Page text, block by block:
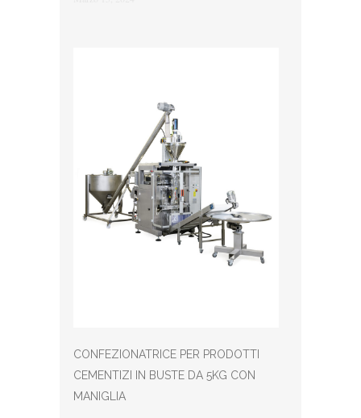
CONFEZIONATRICE PER PRODOTTI
CEMENTIZI IN BUSTE DA 5KG CON
MANIGLIA